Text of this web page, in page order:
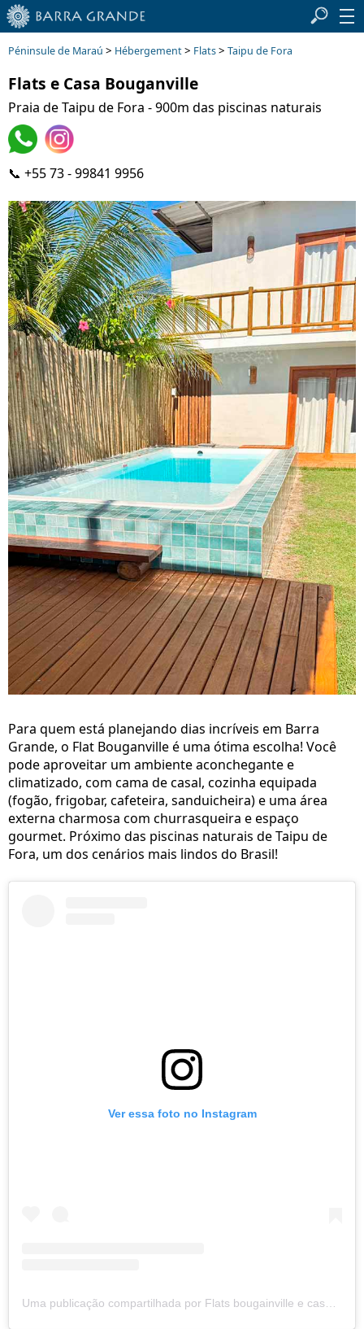
Péninsule de Maraú > Hébergement> Flats> Taipu de Fora
Flats e Casa Bouganville
Praia de Taipu de Fora - 900m das piscinas naturais
📞 +55 73 - 99841 9956
Para quem está planejando dias incríveis em Barra
Grande, o Flat Bouganville é uma ótima escolha! Você
pode aproveitar um ambiente aconchegante e
climatizado, com cama de casal, cozinha equipada
(fogão, frigobar, cafeteira, sanduicheira) e uma área
externa charmosa com churrasqueira e espaço
gourmet. Próximo das piscinas naturais de Taipu de
Fora, um dos cenários mais lindos do Brasil!
Ver essa foto no Instagram